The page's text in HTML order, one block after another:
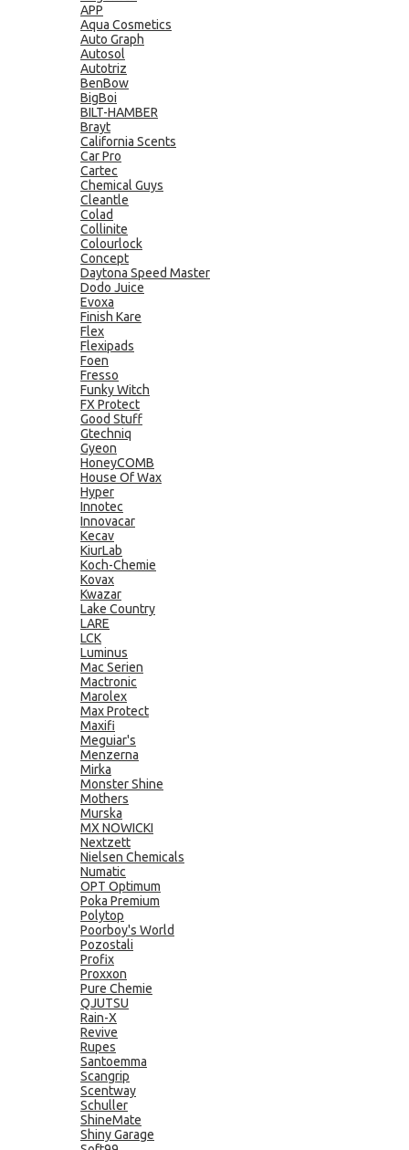
APP
Aqua Cosmetics
Auto Graph
Autosol
Autotriz
BenBow
BigBoi
BILT-HAMBER
Brayt
California Scents
Car Pro
Cartec
Chemical Guys
Cleantle
Colad
Collinite
Colourlock
Concept
Daytona Speed Master
Dodo Juice
Evoxa
Finish Kare
Flex
Flexipads
Foen
Fresso
Funky Witch
FX Protect
Good Stuff
Gtechniq
Gyeon
HoneyCOMB
House Of Wax
Hyper
Innotec
Innovacar
Kecav
KiurLab
Koch-Chemie
Kovax
Kwazar
Lake Country
LARE
LCK
Luminus
Mac Serien
Mactronic
Marolex
Max Protect
Maxifi
Meguiar's
Menzerna
Mirka
Monster Shine
Mothers
Murska
MX NOWICKI
Nextzett
Nielsen Chemicals
Numatic
OPT Optimum
Poka Premium
Polytop
Poorboy's World
Pozostali
Profix
Proxxon
Pure Chemie
QJUTSU
Rain-X
Revive
Rupes
Santoemma
Scangrip
Scentway
Schuller
ShineMate
Shiny Garage